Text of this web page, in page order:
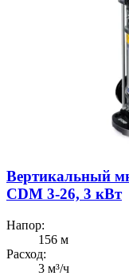
Вертикальный
CDM 3-26, 3 кВт
Напор:
156 м
Расход:
3 м³/ч